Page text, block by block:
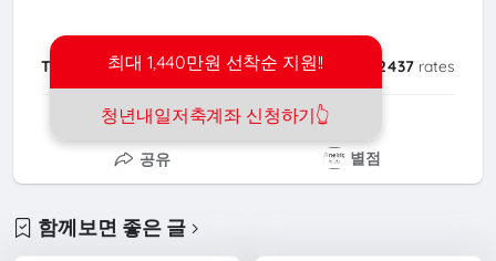
최대 1,440만원 선착순 지원!!
청년내일저축계좌 신청하기👆️
Tags: 지원금 card 2437 rates
전달
공유
별점
함께보면 좋은 글